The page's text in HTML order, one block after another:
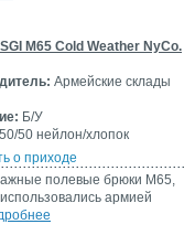
M65 Cold Weather NyCo.
Армейские склады
Б/У
50/50 нейлон/хлопок
о приходе
полевые брюки M65,
армией